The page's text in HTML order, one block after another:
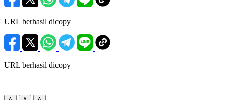
URL berhasil dicopy
URL berhasil dicopy